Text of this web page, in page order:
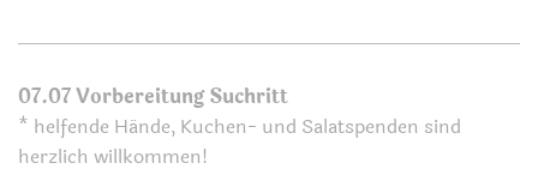
07.07 Vorbereitung Suchritt
* helfende Hände, Kuchen- und Salatspenden sind
herzlich willkommen!